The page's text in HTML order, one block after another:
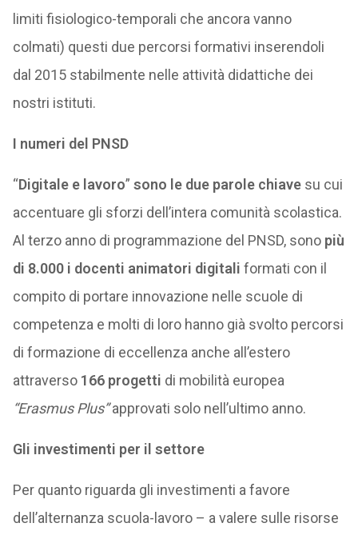
limiti fisiologico-temporali che ancora vanno
colmati) questi due percorsi formativi inserendoli
dal 2015 stabilmente nelle attività didattiche dei
nostri istituti.
I numeri del PNSD
“Digitale e lavoro” sono le due parole chiavesu cui
accentuare gli sforzi dell’intera comunità scolastica.
Al terzo anno di programmazione del PNSD, sono più
di 8.000 i docenti animatori digitali formati con il
compito di portare innovazione nelle scuole di
competenza e molti di loro hanno già svolto percorsi
di formazione di eccellenza anche all’estero
attraverso 166 progetti di mobilità europea
“Erasmus Plus”approvati solo nell’ultimo anno.
Gli investimenti per il settore
Per quanto riguarda gli investimenti a favore
dell’alternanza scuola-lavoro – a valere sulle risorse